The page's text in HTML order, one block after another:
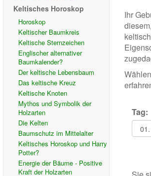
Keltisches Horoskop
Horoskop
Keltischer Baumkreis
Keltische Sternzeichen
Englischer alternativer
Baumkalender?
Der keltische Lebensbaum
Das keltische Kreuz
Keltische Knoten
Mythos und Symbolik der
Holzarten
Die Kelten
Baumschutz im Mittelalter
Keltisches Horoskop und Harry
Potter?
Energie der Bäume - Positive
Kraft der Holzarten
Ihr
Tag: